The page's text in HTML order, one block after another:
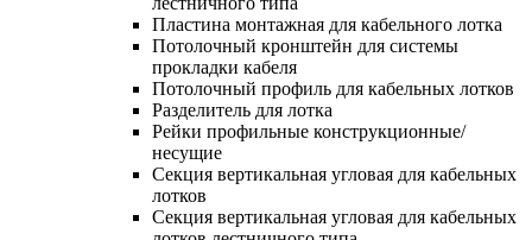
Пластина монтажная для кабельного лотка
Потолочный кронштейн для системы
прокладки кабеля
Потолочный профиль для кабельных лотков
Разделитель для лотка
Рейки профильные конструкционные/
несущие
Секция вертикальная угловая для кабельных
лотков
Секция вертикальная угловая для кабельных